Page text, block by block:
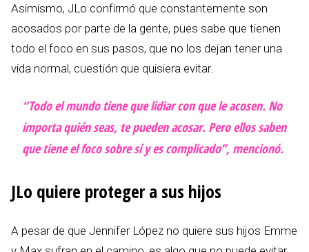
Asimismo, JLo confirmó que constantemente son
acosados por parte de la gente, pues sabe que tienen
todo el foco en sus pasos, que no los dejan tener una
vida normal, cuestión que quisiera evitar.
“Todo el mundo tiene que lidiar con que le acosen. No
importa quién seas, te pueden acosar. Pero ellos saben
que tiene el foco sobre sí y es complicado”, mencionó.
JLo quiere proteger a sus hijos
A pesar de que Jennifer López no quiere sus hijos Emme